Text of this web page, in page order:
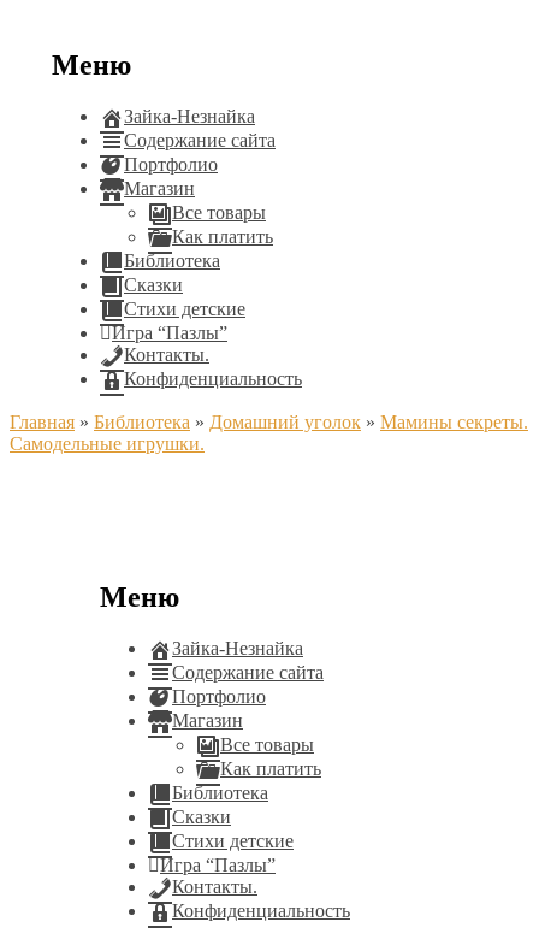
Меню
Зайка-Незнайка
Содержание сайта
Портфолио
Магазин
Все товары
Как платить
Библиотека
Сказки
Стихи детские
Игра “Пазлы”
Контакты.
Конфиденциальность
Главная » Библиотека » Домашний уголок » Мамины секреты.
Самодельные игрушки.
Меню
Зайка-Незнайка
Содержание сайта
Портфолио
Магазин
Все товары
Как платить
Библиотека
Сказки
Стихи детские
Игра “Пазлы”
Контакты.
Конфиденциальность